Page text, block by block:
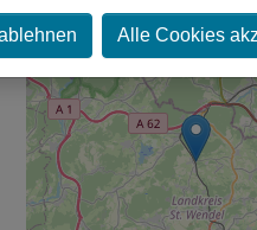
+
−
Alle Cookies